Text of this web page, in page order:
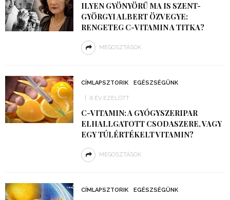
ILYEN GYÖNYÖRŰ MA IS SZENT-
GYÖRGYI ALBERT ÖZVEGYE:
RENGETEG C-VITAMIN A TITKA?
MEGOSZTÁSOK
CÍMLAPSZTORIK EGÉSZSÉGÜNK
6 ÉV EZELŐTT
C-VITAMIN: A GYÓGYSZERIPAR
ELHALLGATOTT CSODASZERE, VAGY
EGY TÚLÉRTÉKELT VITAMIN?
MEGOSZTÁSOK
CÍMLAPSZTORIK EGÉSZSÉGÜNK